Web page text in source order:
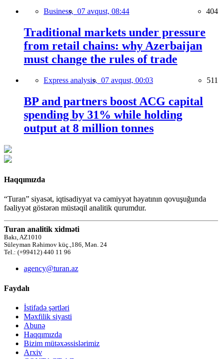
Business, 07 avqust, 08:44 404
Traditional markets under pressure
from retail chains: why Azerbaijan
must change the rules of trade
Express analysis, 07 avqust, 00:03 511
BP and partners boost ACG capital
spending by 31% while holding
output at 8 million tonnes
Haqqımızda
“Turan” siyasət, iqtisadiyyat və cəmiyyət həyatının qovuşuğunda
fəaliyyət göstərən müstəqil analitik qurumdur.
Turan analitik xidməti
Bakı, AZ1010
Süleyman Rəhimov küç.,186, Mən. 24
Tel.: (+99412) 440 11 96
agency@turan.az
Faydalı
İstifadə şərtləri
Məxfilik siyasti
Abunə
Haqqımızda
Bizim mütəxəssislərimiz
Arxiv